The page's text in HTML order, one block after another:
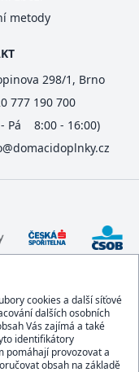
cookies a další síťové
dalších osobních
Vás zajímá a také
identifikátory
pomáhají provozovat a
obsah na základě
metody
298/1, Brno
777 190 700
- Pá 8:00 - 16:00)